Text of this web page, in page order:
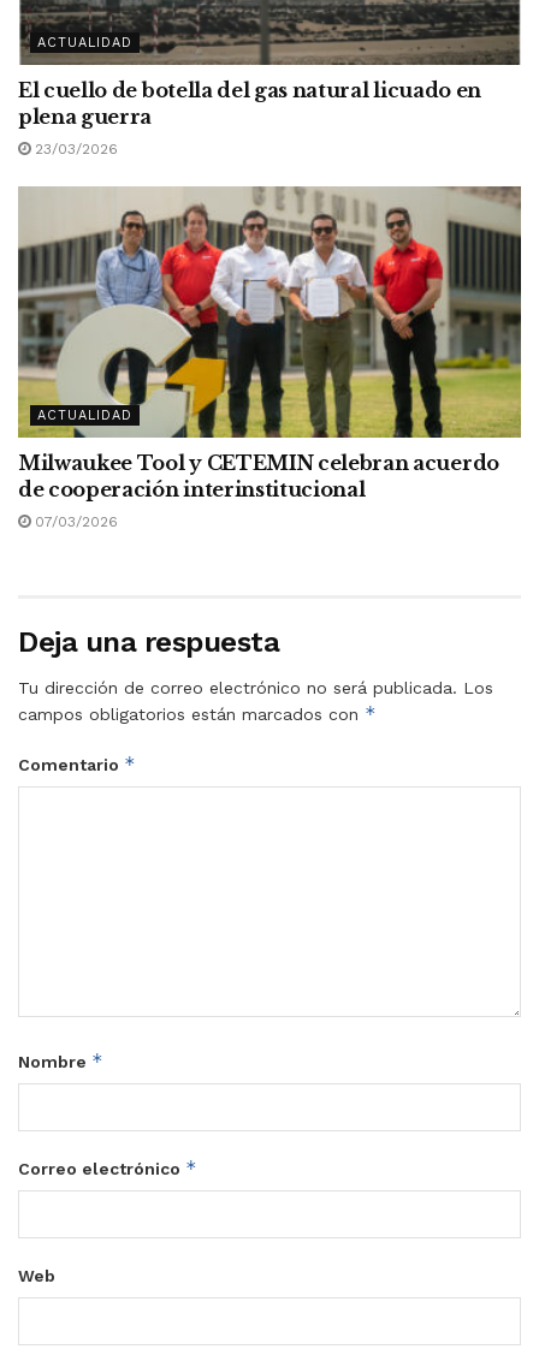
ACTUALIDAD
El cuello de botella del gas natural licuado en
plena guerra
23/03/2026
ACTUALIDAD
Milwaukee Tool y CETEMIN celebran acuerdo
de cooperación interinstitucional
07/03/2026
Deja una respuesta
Tu dirección de correo electrónico no será publicada. Los
campos obligatorios están marcados con *
Comentario *
Nombre *
Correo electrónico *
Web